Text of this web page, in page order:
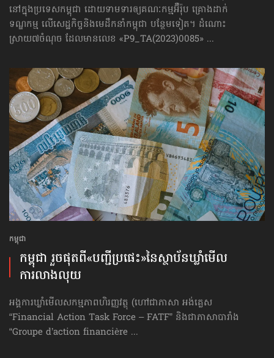
នៅក្នុងប្រទេសកម្ពុជា ដោយទាមទារឲ្យគណៈកម្មអ៊ឺរ៉ុប គ្រោងដាក់​
ទណ្ឌកម្ម លើសេដ្ឋកិច្ច​និងមេដឹកនាំកម្ពុជា បន្ថែមទៀត។ ដំណោះ
ស្រាយ៧ចំណុច ដែលមានលេខ «P9_TA(2023)0085» ...
កម្ពុជា
កម្ពុជា រួចផុតពី«បញ្ជីប្រផេះ»​នៃស្ថាប័ន​ឃ្លាំមើល​
ការលាងលុយ
អង្គការឃ្លាំមើលសកម្មភាពហិរញ្ញវត្ថុ (ហៅ​ជា​ភាសា អង់គ្លេស
“Financial Action Task Force – FATF” និងជាភាសាបារាំង
“Groupe d’action financière ...